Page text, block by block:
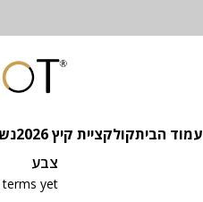
עמוד הביתקולקציית קיץ 2026
צבע
yet